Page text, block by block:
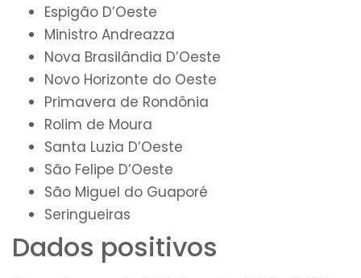
Espigão D’Oeste
Ministro Andreazza
Nova Brasilândia D’Oeste
Novo Horizonte do Oeste
Primavera de Rondônia
Rolim de Moura
Santa Luzia D’Oeste
São Felipe D’Oeste
São Miguel do Guaporé
Seringueiras
Dados positivos